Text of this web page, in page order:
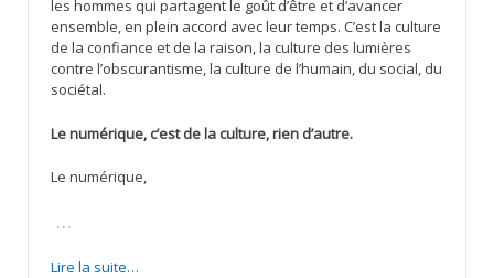
les hommes qui partagent le goût d’être et d’avancer
ensemble, en plein accord avec leur temps. C’est la culture
de la confiance et de la raison, la culture des lumières
contre l’obscurantisme, la culture de l’humain, du social, du
sociétal.
Le numérique, c’est de la culture, rien d’autre.
Le numérique,
…
Lire la suite…